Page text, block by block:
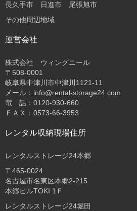
長久手市 日進市 尾張旭市
その他周辺地域
運営会社
株式会社 ウィングニール
〒508-0001
岐阜県中津川市中津川1121-11
メール：info@rental-storage24.com
電 話：0120-930-660
ＦＡＸ：0573-66-3953
レンタル収納現場住所
レンタルストレージ24本郷
〒465-0024
名古屋市名東区本郷2-215
本郷ビルTOKI 1Ｆ
レンタルストレージ24堀田